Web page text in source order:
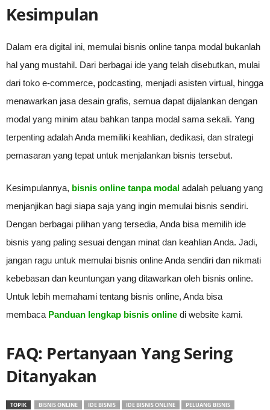
Kesimpulan
Dalam era digital ini, memulai bisnis online tanpa modal bukanlah
hal yang mustahil. Dari berbagai ide yang telah disebutkan, mulai
dari toko e-commerce, podcasting, menjadi asisten virtual, hingga
menawarkan jasa desain grafis, semua dapat dijalankan dengan
modal yang minim atau bahkan tanpa modal sama sekali. Yang
terpenting adalah Anda memiliki keahlian, dedikasi, dan strategi
pemasaran yang tepat untuk menjalankan bisnis tersebut.
Kesimpulannya, bisnis online tanpa modal adalah peluang yang
menjanjikan bagi siapa saja yang ingin memulai bisnis sendiri.
Dengan berbagai pilihan yang tersedia, Anda bisa memilih ide
bisnis yang paling sesuai dengan minat dan keahlian Anda. Jadi,
jangan ragu untuk memulai bisnis online Anda sendiri dan nikmati
kebebasan dan keuntungan yang ditawarkan oleh bisnis online.
Untuk lebih memahami tentang bisnis online, Anda bisa
membaca Panduan lengkap bisnis online di website kami.
FAQ: Pertanyaan Yang Sering
Ditanyakan
TOPIK BISNIS ONLINE IDE BISNIS IDE BISNIS ONLINE
PELUANG BISNIS